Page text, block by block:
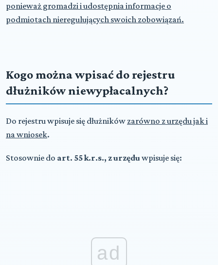
ponieważ gromadzi i udostępnia informacje o
podmiotach nieregulujących swoich zobowiązań.
Kogo można wpisać do rejestru
dłużników niewypłacalnych?
Do rejestru wpisuje się dłużników zarówno z urzędu jak i
na wniosek.
Stosownie do art. 55 k.r.s., z urzędu wpisuje się:
ad